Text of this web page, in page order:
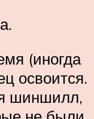
(иногда
освоится.
шиншилл,